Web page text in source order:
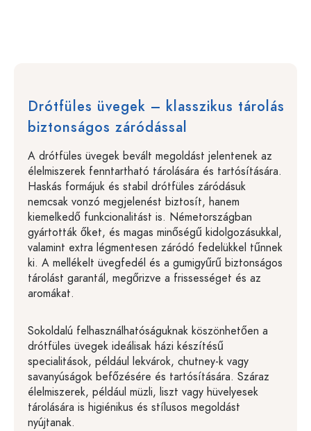
Drótfüles üvegek – klasszikus tárolás
biztonságos záródással
A drótfüles üvegek bevált megoldást jelentenek az
élelmiszerek fenntartható tárolására és tartósítására.
Haskás formájuk és stabil drótfüles záródásuk
nemcsak vonzó megjelenést biztosít, hanem
kiemelkedő funkcionalitást is. Németországban
gyártották őket, és magas minőségű kidolgozásukkal,
valamint extra légmentesen záródó fedelükkel tűnnek
ki. A mellékelt üvegfedél és a gumigyűrű biztonságos
tárolást garantál, megőrizve a frissességet és az
aromákat.
Sokoldalú felhasználhatóságuknak köszönhetően a
drótfüles üvegek ideálisak házi készítésű
specialitások, például lekvárok, chutney-k vagy
savanyúságok befőzésére és tartósítására. Száraz
élelmiszerek, például müzli, liszt vagy hüvelyesek
tárolására is higiénikus és stílusos megoldást
nyújtanak.